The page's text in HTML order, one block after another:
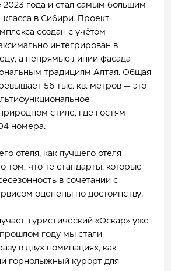
2023 года и стал самым большим
в Сибири. Проект
создан с учётом
интегрирован в
а непрямые линии фасада
традициям Алтая. Общая
56 тыс. кв. метров — это
стиле, где гостям
номера.
отеля, как лучшего отеля
том, что те стандарты, которые
в сочетании с
оценены по достоинству.
туристический «Оскар» уже
году мы стали
в двух номинациях, как
горнолыжный курорт для